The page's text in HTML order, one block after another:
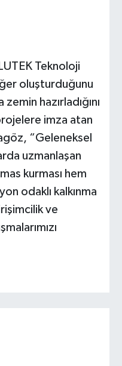
Teknoloji
oluşturduğunu
hazırladığını
imza atan
“Geleneksel
uzmanlaşan
kurması hem
odaklı kalkınma
ve